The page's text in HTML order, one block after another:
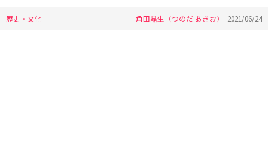
歴史・文化 角田晶生（つのだ あきお） 2021/06/24